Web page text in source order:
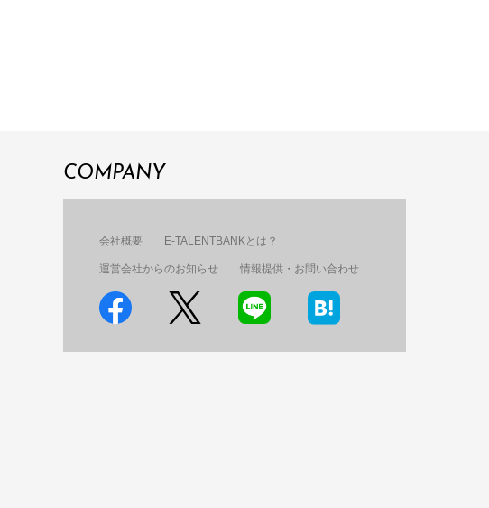
COMPANY
会社概要 E-TALENTBANKとは？
運営会社からのお知らせ 情報提供・お問い合わせ